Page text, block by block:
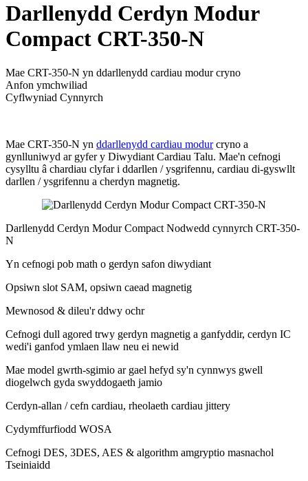
Darllenydd Cerdyn Modur
Compact CRT-350-N
Mae CRT-350-N yn ddarllenydd cardiau modur cryno
Anfon ymchwiliad
Cyflwyniad Cynnyrch
Mae CRT-350-N yn ddarllenydd cardiau modurcryno a
gynlluniwyd ar gyfer y Diwydiant Cardiau Talu. Mae'n cefnogi
cysylltu â chardiau clyfar i ddarllen / ysgrifennu, cardiau di-gyswllt
darllen / ysgrifennu a cherdyn magnetig.
Darllenydd Cerdyn Modur Compact Nodwedd cynnyrch CRT-350-
N
Yn cefnogi pob math o gerdyn safon diwydiant
Opsiwn slot SAM, opsiwn caead magnetig
Mewnosod & dileu'r ddwy ochr
Cefnogi dull agored trwy gerdyn magnetig a ganfyddir, cerdyn IC
wedi'i ganfod ymlaen llaw neu ei newid
Mae model gwrth-sgimio ar gael hefyd sy'n cynnwys gwell
diogelwch gyda swyddogaeth jamio
Cerdyn-allan / cefn cardiau, rheolaeth cardiau jittery
Cydymffurfiodd WOSA
Cefnogi DES, 3DES, AES & algorithm amgryptio masnachol
Tseiniaidd